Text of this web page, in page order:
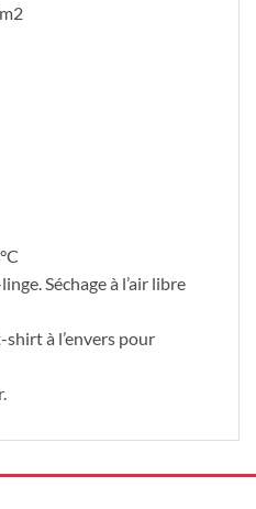
Séchage à l’air libre
shirt à l’envers pour